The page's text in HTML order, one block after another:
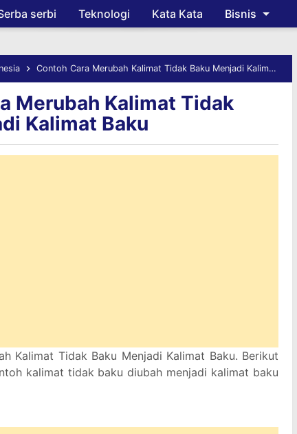
Skip to main content
serbi Teknologi Kata Kata Bisnis
Contoh Cara Merubah Kalimat Tidak Baku Menjadi Kalimat Baku
Merubah Kalimat Tidak
Kalimat Baku
Kalimat Tidak Baku Menjadi Kalimat Baku. Berikut
kalimat tidak baku diubah menjadi kalimat baku